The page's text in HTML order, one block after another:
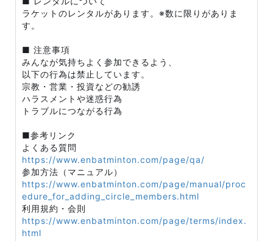
ラケットのレンタルがあります。※数に限りがありま
す。
■ 注意事項
みんなが気持ちよく参加できるよう、
以下の行為は禁止しています。
宗教・営業・投資などの勧誘
ハラスメントや迷惑行為
トラブルにつながる行為
■参考リンク
よくある質問
https://www.enbatminton.com/page/qa/
参加方法（マニュアル）
https://www.enbatminton.com/page/manual/proc
edure_for_adding_circle_members.html
利用規約・会則
https://www.enbatminton.com/page/terms/index.
html